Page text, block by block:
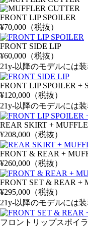
FRONT LIP SPOILER
¥70,000（税抜）
FRONT SIDE LIP
¥60,000（税抜）
21y-以降のモデルには
FRONT LIP SPOILER +
¥120,000（税抜）
21y-以降のモデルには
REAR SKIRT +
¥208,000（税抜）
FRONT & REAR +
¥260,000（税抜）
FRONT SET & REAR +
¥295,000（税抜）
21y-以降のモデルには
フロントリップスポイ